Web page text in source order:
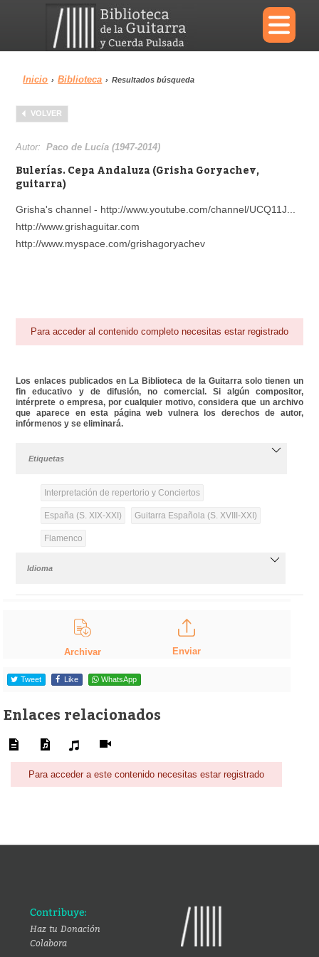
×
Menu
Biblioteca
Área personal Reproductor
Inicio › Biblioteca › Resultados búsqueda
VOLVER
Autor:Paco de Lucía (1947-2014)
Bulerías. Cepa Andaluza (Grisha Goryachev,
guitarra)
Grisha's channel - http://www.youtube.com/channel/UCQ11J...
http://www.grishaguitar.com
http://www.myspace.com/grishagoryachev
Para acceder al contenido completo necesitas estar registrado
Los enlaces publicados en La Biblioteca de la Guitarra solo tienen un
fin educativo y de difusión, no comercial. Si algún compositor,
intérprete o empresa, por cualquier motivo, considera que un archivo
que aparece en esta página web vulnera los derechos de autor,
infórmenos y se eliminará.
Etiquetas
Interpretación de repertorio y Conciertos
España (S. XIX-XXI) Guitarra Española (S. XVIII-XXI)
Flamenco
Idioma
Archivar Enviar
Tweet Like WhatsApp
Enlaces relacionados
Para acceder a este contenido necesitas estar registrado
Contribuye:
Haz tu Donación
Colabora